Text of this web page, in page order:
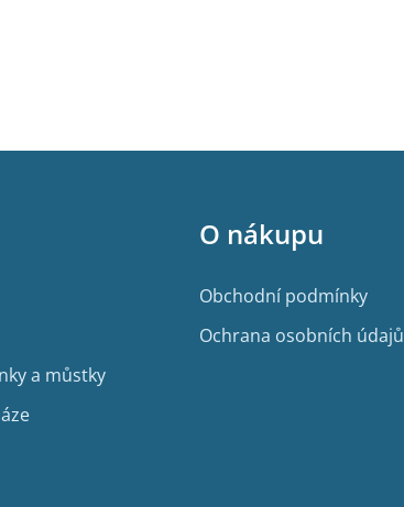
a můstky
O nákupu
Obchodní podmínky
Ochrana osobních údajů